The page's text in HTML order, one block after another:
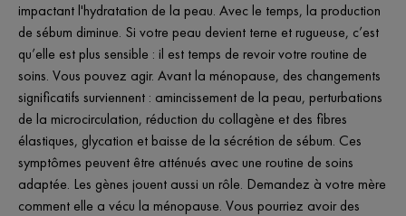
impactant l'hydratation de la peau. Avec le temps, la production
de sébum diminue. Si votre peau devient terne et rugueuse, c’est
qu’elle est plus sensible : il est temps de revoir votre routine de
soins. Vous pouvez agir. Avant la ménopause, des changements
significatifs surviennent : amincissement de la peau, perturbations
de la microcirculation, réduction du collagène et des fibres
élastiques, glycation et baisse de la sécrétion de sébum. Ces
symptômes peuvent être atténués avec une routine de soins
adaptée. Les gènes jouent aussi un rôle. Demandez à votre mère
comment elle a vécu la ménopause. Vous pourriez avoir des